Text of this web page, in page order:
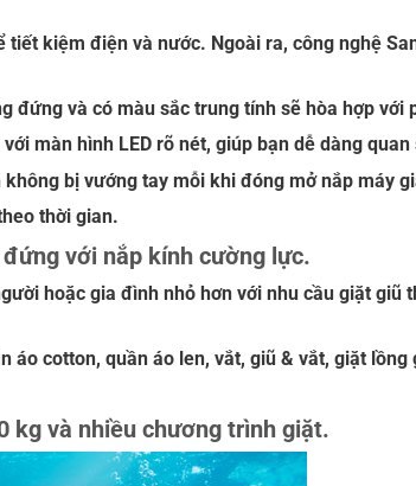
tiết kiệm điện và nước. Ngoài ra, công nghệ
đứng và có màu sắc trung tính sẽ hòa hợp
màn hình LED rõ nét, giúp bạn dễ dàng
bị vướng tay mỗi khi đóng mở nắp máy
thời gian.
với nắp kính cường lực.
hoặc gia đình nhỏ hơn với nhu cầu giặt giũ
cotton, quần áo len, vắt, giũ & vắt, giặt
kg và nhiều chương trình giặt.